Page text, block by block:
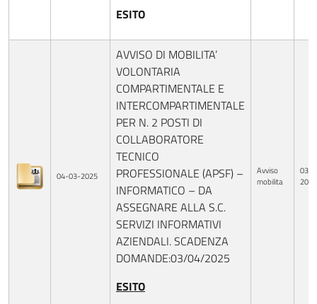
ESITO
04-03-2025
AVVISO DI MOBILITA’
VOLONTARIA
COMPARTIMENTALE E
INTERCOMPARTIMENTALE
PER N. 2 POSTI DI
COLLABORATORE
TECNICO
PROFESSIONALE (APSF) –
INFORMATICO – DA
ASSEGNARE ALLA S.C.
SERVIZI INFORMATIVI
AZIENDALI. SCADENZA
DOMANDE:03/04/2025
ESITO
Avviso
mobilita
03-
2025